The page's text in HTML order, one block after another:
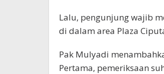
Lalu, pengunjung wajib
di dalam area Plaza
Pak Mulyadi
Pertama, pemeriksaan